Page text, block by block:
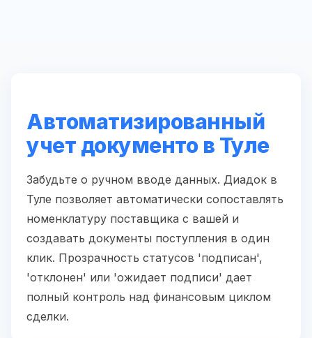
Автоматизированный
учет документо в Туле
Забудьте о ручном вводе данных. Диадок в
Туле позволяет автоматически сопоставлять
номенклатуру поставщика с вашей и
создавать документы поступления в один
клик. Прозрачность статусов 'подписан',
'отклонен' или 'ожидает подписи' дает
полный контроль над финансовым циклом
сделки.